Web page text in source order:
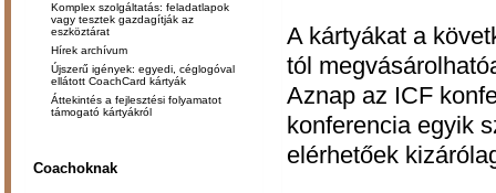
Komplex szolgáltatás: feladatlapok
vagy tesztek gazdagítják az
eszköztárat
Hírek archívum
Újszerű igények: egyedi, céglogóval
ellátott CoachCard kártyák
Áttekintés a fejlesztési folyamatot
támogató kártyákról
Coachoknak
A kártyákat a
tól
Aznap az ICF
konferencia egyik
elérhetőek